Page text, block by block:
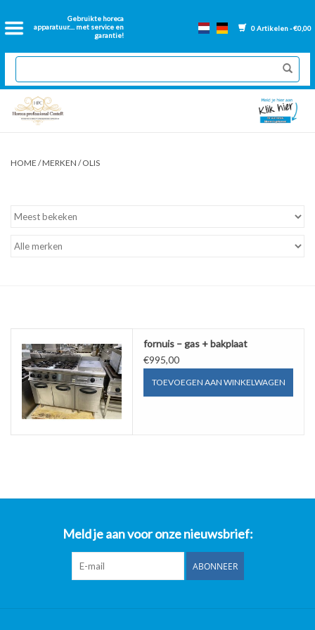
Gebruikte horeca
apparatuur.... met service en
garantie!
0 Artikelen - €0,00
Home
2dehands Horeca
Nieuwe apparatuur
Onderdelen bakwanden
HOME /MERKEN /OLIS
fornuis – gas + bakplaat
€995,00
TOEVOEGEN AAN WINKELWAGEN
Meld je aan voor onze nieuwsbrief:
ABONNEER